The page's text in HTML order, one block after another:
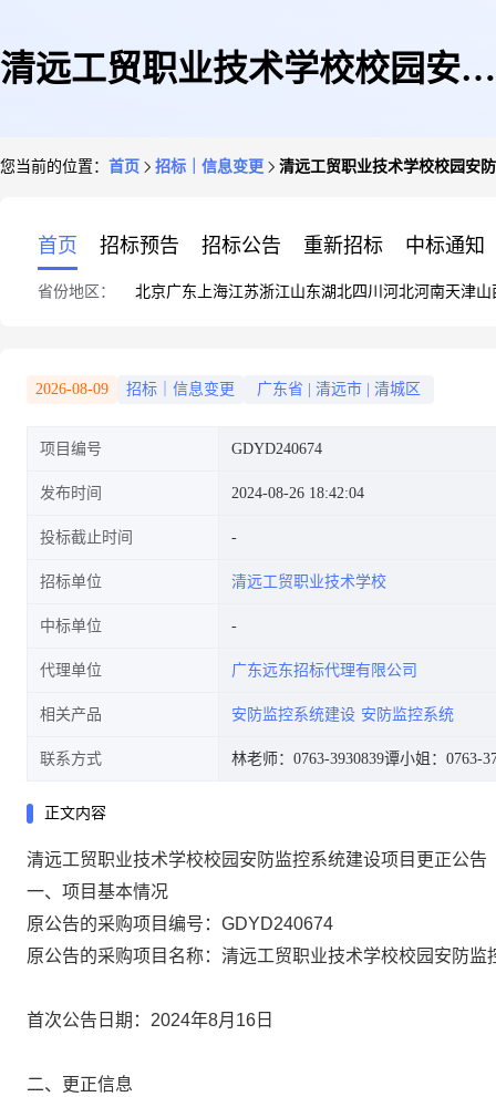
清远工贸职业技术学校校园安防
您当前的位置： 首页 招标｜信息变更 清远工贸职业技术学校校园安
首页 招标预告 招标公告 重新招标 中标通知
省份地区： 北京广东 上海江苏浙江山东湖北四川 河北河南天津山
2026-08-09 招标｜信息变更 广东省 清远市 清城区
项目编号 GDYD240674
发布时间 2024-08-26 18:42:04
投标截止时间
招标单位 清远工贸职业技术学校
中标单位
代理单位 广东远东招标代理有限公司
相关产品 安防监控系统建设 安防监控系统
联系方式 林老师：0763-3930839谭小姐：0763-
正文内容
清远工贸职业技术学校校园安防监控系统建设项目更正公告
一、项目基本情况
原公告的采购项目编号： GDYD240674
原公告的采购项目名称： 清远工贸职业技术学校校园安防监
首次公告日期： 2024年8月 16 日
二、更正信息